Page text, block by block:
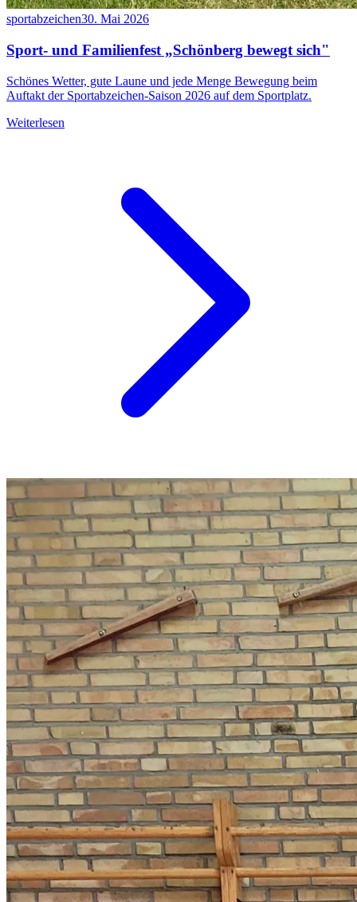
sportabzeichen30. Mai 2026
Sport- und Familienfest „Schönberg bewegt sich"
Schönes Wetter, gute Laune und jede Menge Bewegung beim
Auftakt der Sportabzeichen-Saison 2026 auf dem Sportplatz.
Weiterlesen